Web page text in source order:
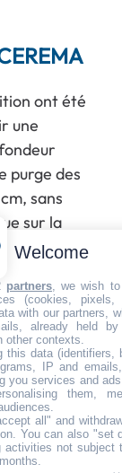
ont été
une
purge des
sans
sur la
robotisées
d’épaisseur
de
opérateur
en
des
Welcome
partners, we wish to
(cookies,
with our partners,
already held
other contexts.
this data (identifiers,
IP and
you services and
them,
all" and
. You can also "set
activities not subject